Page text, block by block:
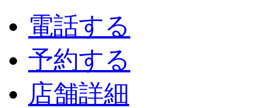
電話する
予約する
店舗詳細